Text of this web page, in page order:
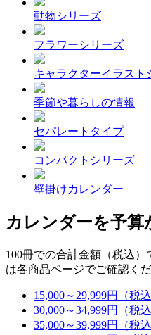
動物シリーズ
フラワーシリーズ
キャラクターイラスト
季節や暮らしの情報
セパレートタイプ
コンパクトシリーズ
壁掛けカレンダー
カレンダーを予算
100冊での合計金額（税込
は各商品ページでご確認くだ
15,000～29,999円（税込
30,000～34,999円（税込
35,000～39,999円（税込